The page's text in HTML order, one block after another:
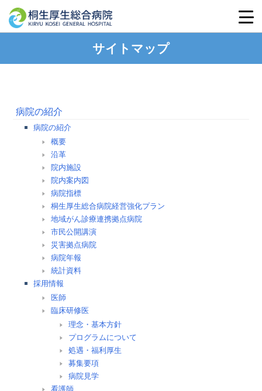
サイトマップ
病院の紹介
病院の紹介
概要
沿革
院内施設
院内案内図
病院指標
桐生厚生総合病院経営強化プラン
地域がん診療連携拠点病院
市民公開講演
災害拠点病院
病院年報
統計資料
採用情報
医師
臨床研修医
理念・基本方針
プログラムについて
処遇・福利厚生
募集要項
病院見学
看護師